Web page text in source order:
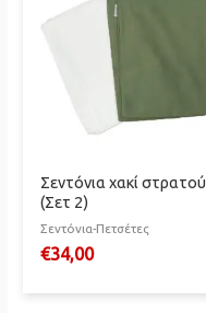
Σεντόνια χακί στρατού
(Σετ 2)
Σεντόνια-Πετσέτες
€34,00